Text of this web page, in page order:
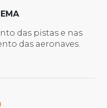
das pistas e nas
das aeronaves.